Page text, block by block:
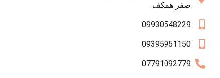
صفر همکف
09930548229
09395951150
07791092779